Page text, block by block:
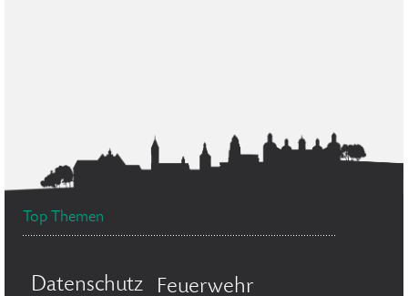
Top Themen
Datenschutz Feuerwehr